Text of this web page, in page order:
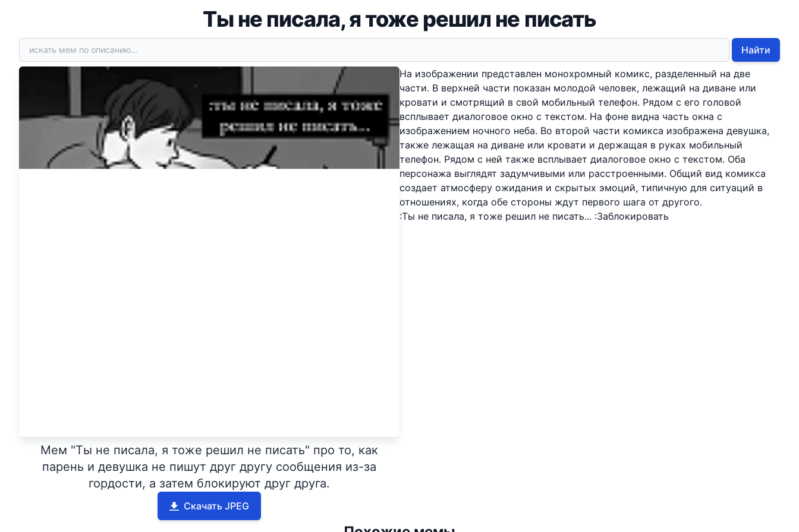
Ты не писала, я тоже решил не писать
Найти
Мем "Ты не писала, я тоже решил не писать" про то, как
парень и девушка не пишут друг другу сообщения из-за
гордости, а затем блокируют друг друга.
Скачать JPEG
На изображении представлен монохромный комикс, разделенный на две
части. В верхней части показан молодой человек, лежащий на диване или
кровати и смотрящий в свой мобильный телефон. Рядом с его головой
всплывает диалоговое окно с текстом. На фоне видна часть окна с
изображением ночного неба. Во второй части комикса изображена девушка,
также лежащая на диване или кровати и держащая в руках мобильный
телефон. Рядом с ней также всплывает диалоговое окно с текстом. Оба
персонажа выглядят задумчивыми или расстроенными. Общий вид комикса
создает атмосферу ожидания и скрытых эмоций, типичную для ситуаций в
отношениях, когда обе стороны ждут первого шага от другого.
:Ты не писала, я тоже решил не писать... :Заблокировать